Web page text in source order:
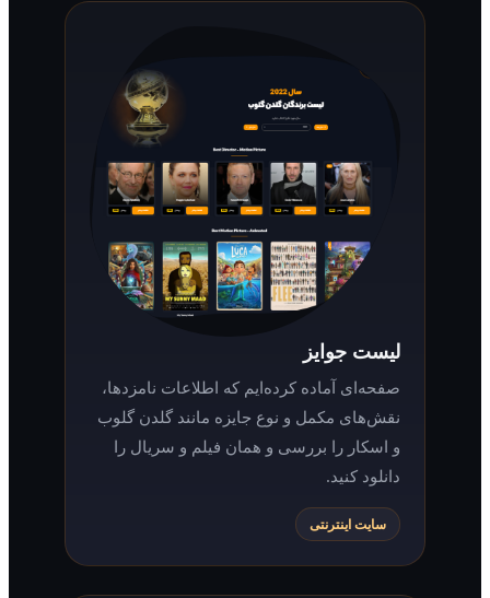
لیست جوایز
صفحه‌ای آماده کرده‌ایم که اطلاعات نامزدها،
نقش‌های مکمل و نوع جایزه مانند گلدن گلوب
و اسکار را بررسی و همان فیلم و سریال را
سایت اینترنتی